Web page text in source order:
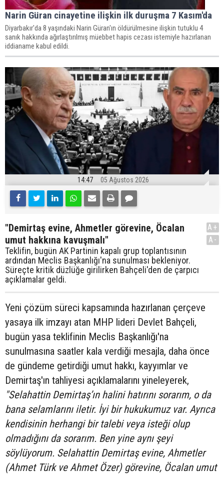
Narin Güran cinayetine ilişkin ilk duruşma 7 Kasım'da
Diyarbakır'da 8 yaşındaki Narin Güran'ın öldürülmesine ilişkin tutuklu 4
sanık hakkında ağırlaştırılmış müebbet hapis cezası istemiyle hazırlanan
iddianame kabul edildi.
14:47 05 Ağustos 2026
"Demirtaş evine, Ahmetler görevine, Öcalan
umut hakkına kavuşmalı"
Teklifin, bugün AK Partinin kapalı grup toplantısının
ardından Meclis Başkanlığı'na sunulması bekleniyor.
Süreçte kritik düzlüğe girilirken Bahçeli'den de çarpıcı
açıklamalar geldi.
A+
A-
Yeni çözüm süreci kapsamında hazırlanan çerçeve
yasaya ilk imzayı atan MHP lideri Devlet Bahçeli,
bugün yasa teklifinin Meclis Başkanlığı'na
sunulmasına saatler kala verdiği mesajla, daha önce
de gündeme getirdiği umut hakkı, kayyımlar ve
Demirtaş'ın tahliyesi açıklamalarını yineleyerek,
"Selahattin Demirtaş’ın halini hatırını sorarım, o da
bana selamlarını iletir. İyi bir hukukumuz var. Ayrıca
kendisinin herhangi bir talebi veya isteği olup
olmadığını da sorarım. Ben yine aynı şeyi
söylüyorum. Selahattin Demirtaş evine, Ahmetler
(Ahmet Türk ve Ahmet Özer) görevine, Öcalan umut